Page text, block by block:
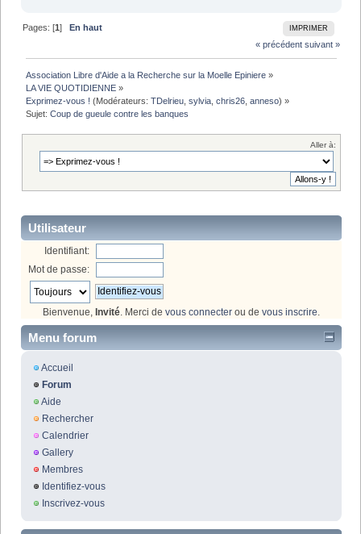
IMPRIMER
Pages: [1]En haut
« précédent suivant »
Association Libre d'Aide a la Recherche sur la Moelle Epiniere »
LA VIE QUOTIDIENNE »
Exprimez-vous ! (Modérateurs:TDelrieu ,sylvia ,chris26 ,anneso) »
Sujet:Coup de gueule contre les banques
Aller à:
Utilisateur
Identifiant:
Mot de passe:
Bienvenue, Invité . Merci de vous connecter ou de vous inscrire
Menu forum
Accueil
Forum
Aide
Rechercher
Calendrier
Gallery
Membres
Identifiez-vous
Inscrivez-vous